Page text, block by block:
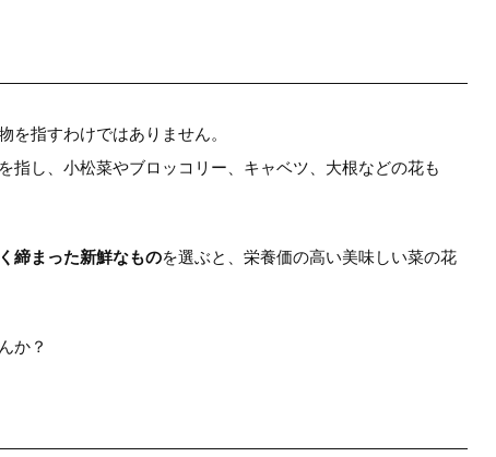
を指すわけではありません。
指し、小松菜やブロッコリー、キャベツ、大根などの花も
締まった新鮮なものを選ぶと、栄養価の高い美味しい菜の花
か？